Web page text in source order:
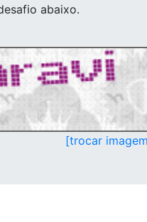
abaixo.
[trocar